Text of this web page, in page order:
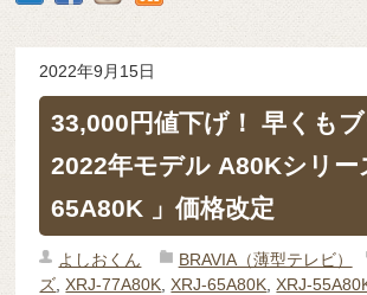
2022年9月15日
33,000円値下げ！ 早くも
2022年モデル A80Kシリー
65A80K 」価格改定
よしおくん BRAVIA（薄型テレビ）
ズ ,XRJ-77A80K ,XRJ-65A80K ,XRJ-